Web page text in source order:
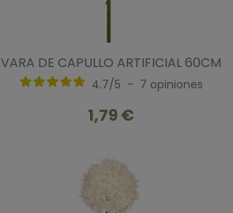
VARA DE CAPULLO ARTIFICIAL 60CM
4.7/5 - 7 opiniones
1,79 €